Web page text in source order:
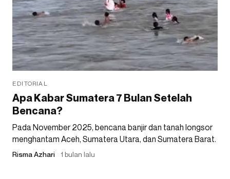
EDITORIAL
Apa Kabar Sumatera 7 Bulan Setelah
Bencana?
Pada November 2025, bencana banjir dan tanah longsor
menghantam Aceh, Sumatera Utara, dan Sumatera Barat.
Risma Azhari 1 bulan lalu